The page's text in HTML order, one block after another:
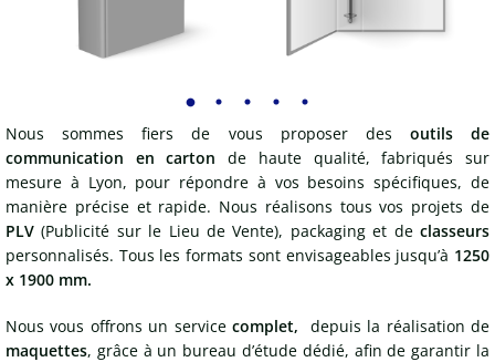
Nous sommes fiers de vous proposer des outils de
communication en carton de haute qualité, fabriqués sur
mesure à Lyon, pour répondre à vos besoins spécifiques, de
manière précise et rapide. Nous réalisons tous vos projets de
PLV (Publicité sur le Lieu de Vente), packaging et de classeurs
personnalisés. Tous les formats sont envisageables jusqu’à 1250
x 1900 mm.
Nous vous offrons un service complet,
depuis la réalisation de
maquettes, grâce à un bureau d’étude dédié, afin de garantir la